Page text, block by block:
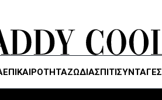
ΕΠΙΚΑΙΡΟΤΗΤΑΖΏΔΙΑΣΠΙΤΙΣΥΝΤΑΓΕΣ